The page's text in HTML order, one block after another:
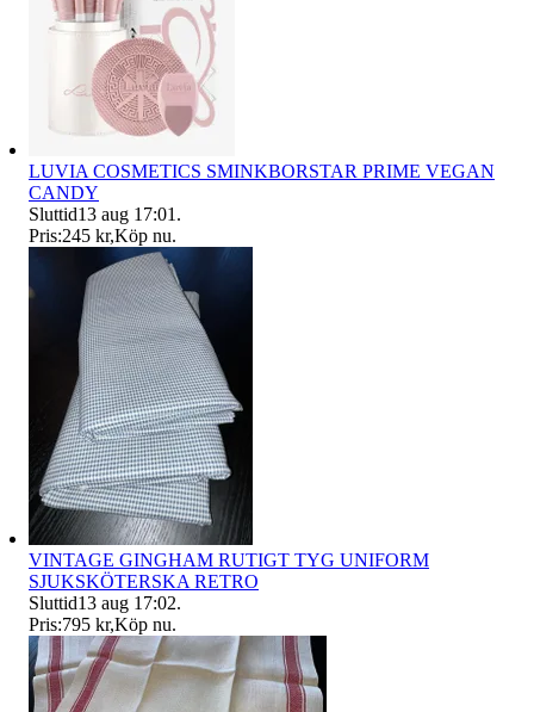
LUVIA COSMETICS SMINKBORSTAR PRIME VEGAN
CANDY
Sluttid13 aug 17:01 .
Pris:245 kr,Köp nu.
VINTAGE GINGHAM RUTIGT TYG UNIFORM
SJUKSKÖTERSKA RETRO
Sluttid13 aug 17:02.
Pris:795 kr,Köp nu.